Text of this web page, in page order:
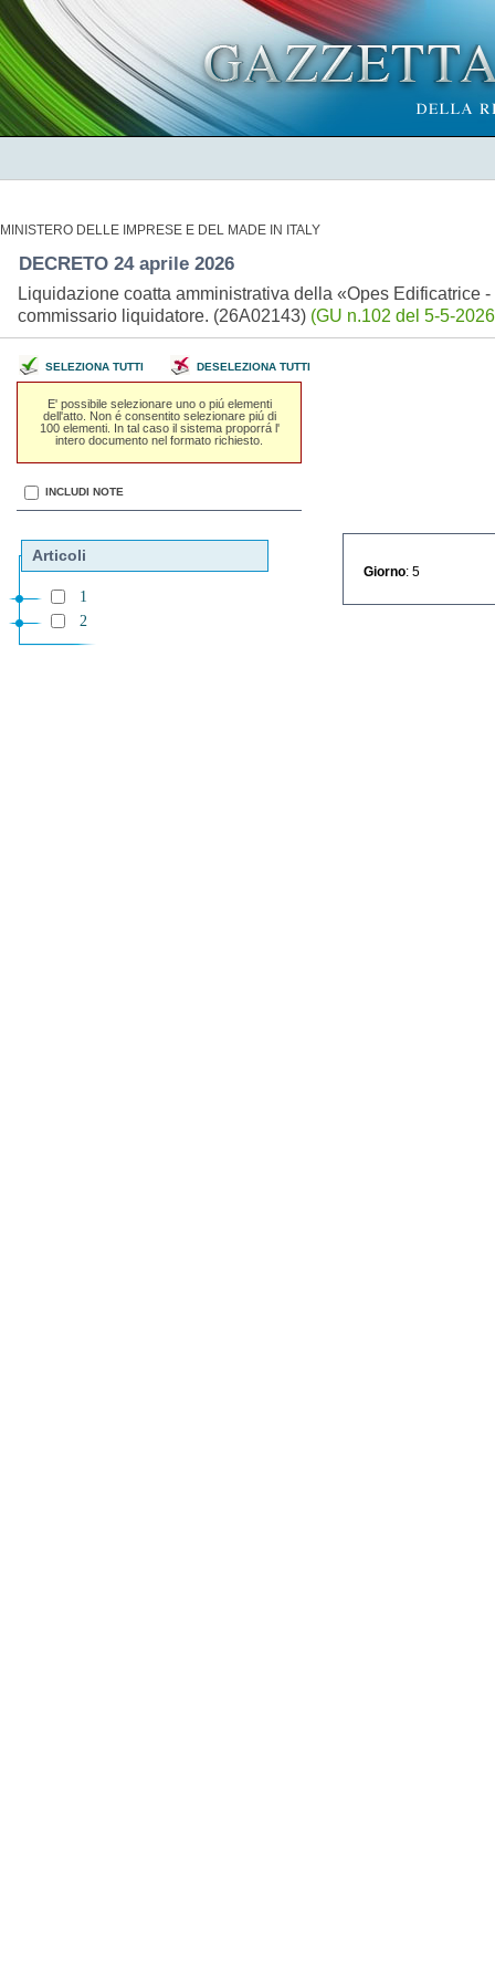
MINISTERO DELLE IMPRESE E DEL MADE IN ITALY
DECRETO 24 aprile 2026
Liquidazione coatta amministrativa della «Opes Edificatrice
commissario liquidatore. (26A02143) (GU n.102 del 5-5-
SELEZIONA TUTTI DESELEZIONA TUTTI
E' possibile selezionare uno o piú elementi
dell'atto. Non é consentito selezionare piú di
100 elementi. In tal caso il sistema proporrá l'
intero documento nel formato richiesto.
INCLUDI NOTE
Articoli
1
2
Giorno : 5